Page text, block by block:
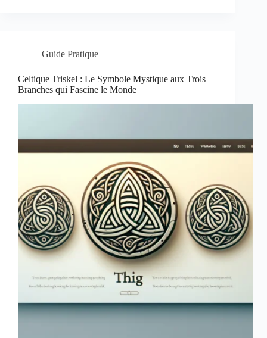
Guide Pratique
Celtique Triskel : Le Symbole Mystique aux Trois
Branches qui Fascine le Monde